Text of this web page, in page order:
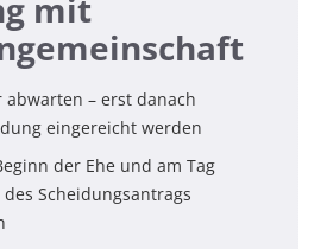
mit
– erst danach
eingereicht werden
der Ehe und am Tag
Scheidungsantrags